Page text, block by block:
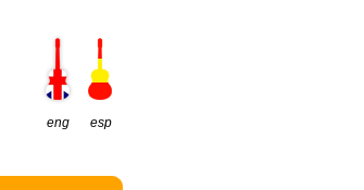
eng esp